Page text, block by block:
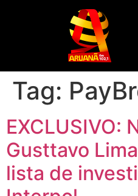
Tag:
EXCLUSIVO:
Gusttavo
lista de